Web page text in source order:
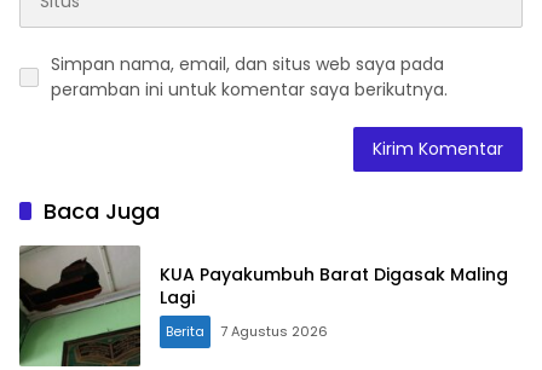
Simpan nama, email, dan situs web saya pada
peramban ini untuk komentar saya berikutnya.
Baca Juga
KUA Payakumbuh Barat Digasak Maling
Lagi
Berita 7 Agustus 2026